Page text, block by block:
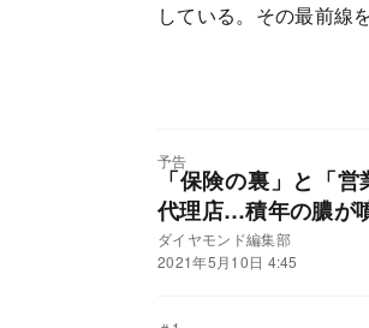
している。その最前線
予告
「保険の裏」と「営
代理店…積年の膿が
ダイヤモンド編集部
2021年5月10日 4:45